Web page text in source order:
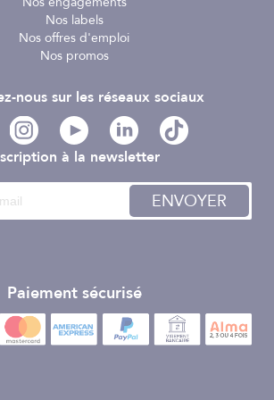
L. 47.6 x l. 42 x H. 10.6 mm
cadre, bracelet et verre : Résine
bar
de la batterie : Solaire
Nos labels
Nos offres d'emploi
Nos promos
à la newsletter
ENVOYER
Paiement sécurisé
nous sur les réseaux sociaux